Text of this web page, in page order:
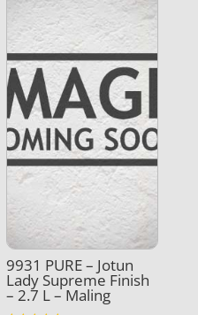
9931 PURE – Jotun
Lady Supreme Finish
– 2.7 L – Maling